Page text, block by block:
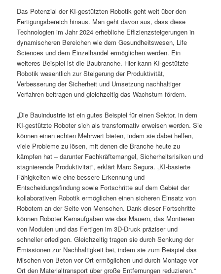
Das Potenzial der KI-gestützten Robotik geht weit über den
Fertigungsbereich hinaus. Man geht davon aus, dass diese
Technologien im Jahr 2024 erhebliche Effizienzsteigerungen in
dynamischeren Bereichen wie dem Gesundheitswesen, Life
Sciences und dem Einzelhandel ermöglichen werden. Ein
weiteres Beispiel ist die Baubranche. Hier kann KI-gestützte
Robotik wesentlich zur Steigerung der Produktivität,
Verbesserung der Sicherheit und Umsetzung nachhaltiger
Verfahren beitragen und gleichzeitig das Wachstum fördern.
„Die Bauindustrie ist ein gutes Beispiel für einen Sektor, in dem
KI-gestützte Roboter sich als transformativ erweisen werden. Sie
können einen echten Mehrwert bieten, indem sie dabei helfen,
viele Probleme zu lösen, mit denen die Branche heute zu
kämpfen hat – darunter Fachkräftemangel, Sicherheitsrisiken und
stagnierende Produktivität“, erklärt Marc Segura. „KI-basierte
Fähigkeiten wie eine bessere Erkennung und
Entscheidungsfindung sowie Fortschritte auf dem Gebiet der
kollaborativen Robotik ermöglichen einen sicheren Einsatz von
Robotern an der Seite von Menschen. Dank dieser Fortschritte
können Roboter Kernaufgaben wie das Mauern, das Montieren
von Modulen und das Fertigen im 3D-Druck präziser und
schneller erledigen. Gleichzeitig tragen sie durch Senkung der
Emissionen zur Nachhaltigkeit bei, indem sie zum Beispiel das
Mischen von Beton vor Ort ermöglichen und durch Montage vor
Ort den Materialtransport über große Entfernungen reduzieren.“